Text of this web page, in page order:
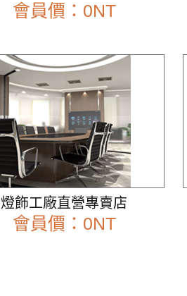
會員價：0NT
燈飾工廠直營專賣店
會員價：0NT